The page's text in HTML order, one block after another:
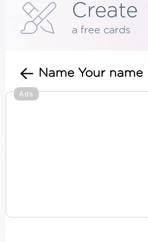
Create
a free cards
Name Your name
Ads